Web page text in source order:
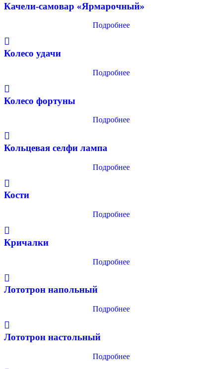
Качели-самовар «Ярмарочный»
Подробнее
Колесо удачи
Подробнее
Колесо фортуны
Подробнее
Кольцевая селфи лампа
Подробнее
Кости
Подробнее
Кричалки
Подробнее
Лототрон напольный
Подробнее
Лототрон настольный
Подробнее